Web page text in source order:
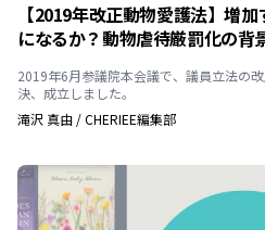
【2019年改正動物愛護法】増
になるか？動物虐待厳罰化の背
2019年6月参議院本会議で、議員立法の
決、成立しました。
滝沢 真由 /CHERIEE編集部